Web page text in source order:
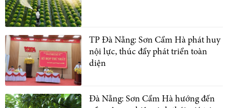
TP Đà Nẵng: Sơn Cẩm Hà phát huy
nội lực, thúc đẩy phát triển toàn
diện
Đà Nẵng: Sơn Cẩm Hà hướng đến